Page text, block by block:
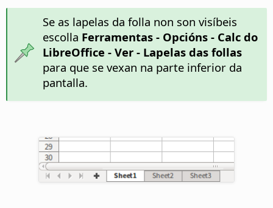
Se as lapelas da folla non son visíbeis
escolla Ferramentas - Opcións- Calc do
LibreOffice - Ver - Lapelas das follas
para que se vexan na parte inferior da
pantalla.